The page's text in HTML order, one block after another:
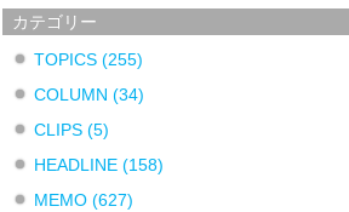
カテゴリー
TOPICS(255)
COLUMN(34)
CLIPS(5)
HEADLINE(158)
MEMO(627)